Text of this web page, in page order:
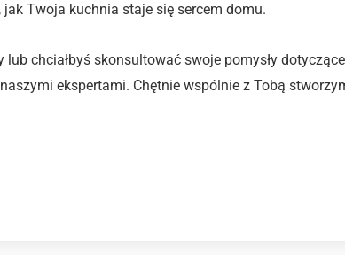
Twoja kuchnia staje się sercem domu.
lub chciałbyś skonsultować swoje pomysły
ekspertami. Chętnie wspólnie z Tobą